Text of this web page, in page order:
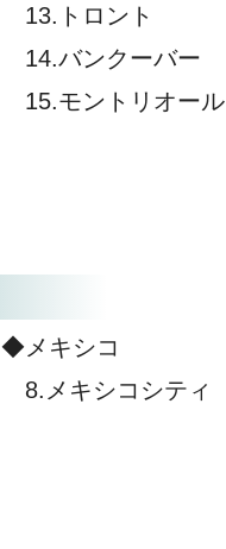
13.トロント
14.バンクーバー
15.モントリオール
◆メキシコ
8.メキシコシティ